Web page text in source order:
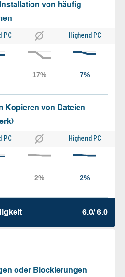
von häufig
PC Highend PC
Kopieren von Dateien
PC Highend PC
6.0/ 6.0
oder Blockierungen